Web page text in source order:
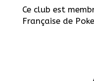
Ce club est
Française de